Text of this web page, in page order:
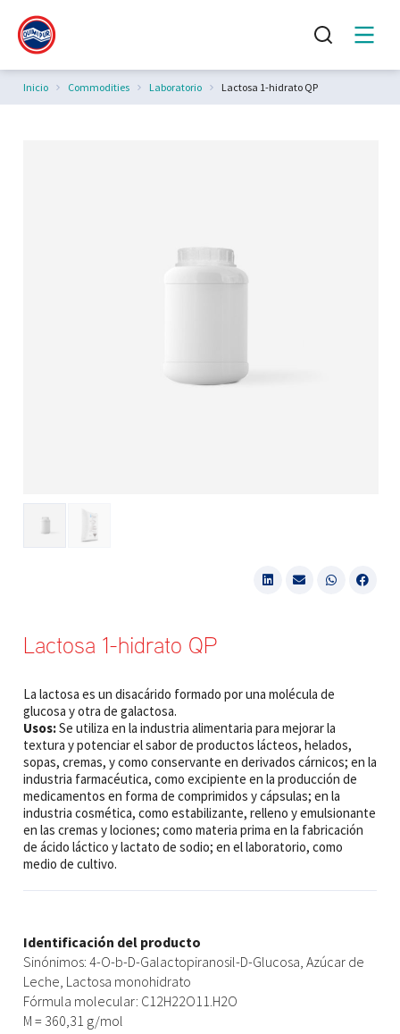
Estás aquí:
Inicio Commodities Laboratorio Lactosa 1-hidrato QP
Lactosa 1-hidrato QP
La lactosa es un disacárido formado por una molécula de
glucosa y otra de galactosa.
Usos:Se utiliza en la industria alimentaria para mejorar la
textura y potenciar el sabor de productos lácteos, helados,
sopas, cremas, y como conservante en derivados cárnicos; en la
industria farmacéutica, como excipiente en la producción de
medicamentos en forma de comprimidos y cápsulas; en la
industria cosmética, como estabilizante, relleno y emulsionante
en las cremas y lociones; como materia prima en la fabricación
de ácido láctico y lactato de sodio; en el laboratorio, como
medio de cultivo.
Identificación del producto
Sinónimos: 4-O-b-D-Galactopiranosil-D-Glucosa, Azúcar de
Leche, Lactosa monohidrato
Fórmula molecular: C12H22O11.H2O
M = 360,31 g/mol